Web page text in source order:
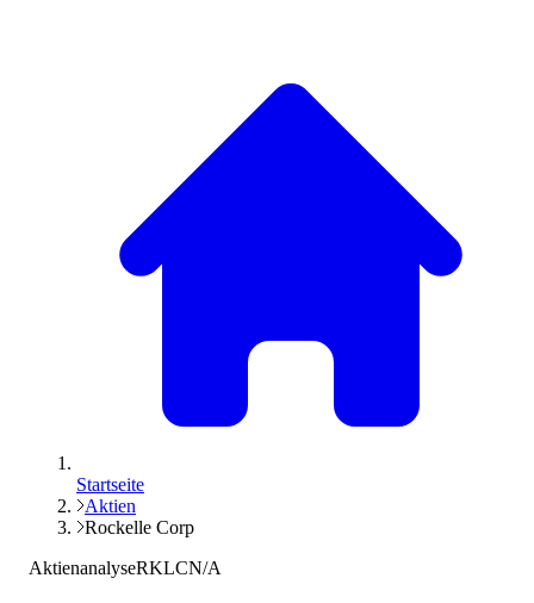
Startseite
Aktien
Rockelle Corp
AktienanalyseRKLCN/A